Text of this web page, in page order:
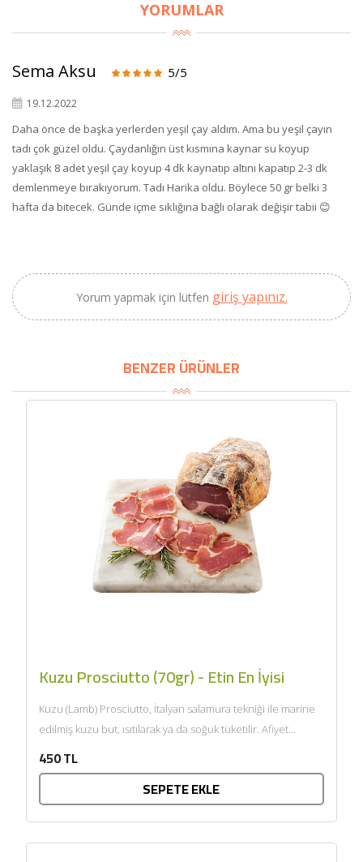
YORUMLAR
Sema Aksu 5/5
19.12.2022
Daha önce de başka yerlerden yeşil çay aldım. Ama bu yeşil çayın
tadı çok güzel oldu. Çaydanlığın üst kısmına kaynar su koyup
yaklaşık 8 adet yeşil çay koyup 4 dk kaynatıp altını kapatıp 2-3 dk
demlenmeye bırakıyorum. Tadı Harika oldu. Böylece 50 gr belki 3
hafta da bitecek. Günde içme sıklığına bağlı olarak değişir tabii 😊
Yorum yapmak için lütfen giriş yapınız.
BENZER ÜRÜNLER
Kuzu Prosciutto (70gr) - Etin En İyisi
Kuzu (Lamb) Prosciutto, İtalyan salamura tekniği ile marine
edilmiş kuzu but, ısıtılarak ya da soğuk tüketilir. Afiyet
450 TL
SEPETE EKLE
2690,00 TL
2071,30 TL
Kaan Olgun Hasat
Naturel Sızma
Zeytinyağı (5lt, Soğuk
Sıkım) - Bilgem
SEPETE EKLE